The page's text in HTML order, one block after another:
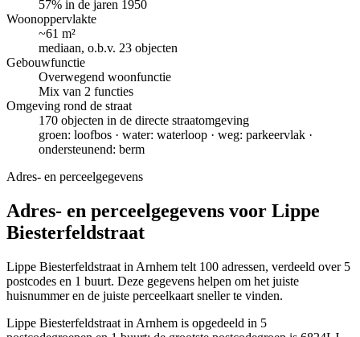
57% in de jaren 1950
Woonoppervlakte
~61 m²
mediaan, o.b.v. 23 objecten
Gebouwfunctie
Overwegend woonfunctie
Mix van 2 functies
Omgeving rond de straat
170 objecten in de directe straatomgeving
groen: loofbos · water: waterloop · weg: parkeervlak ·
ondersteunend: berm
Adres- en perceelgegevens
Adres- en perceelgegevens voor Lippe
Biesterfeldstraat
Lippe Biesterfeldstraat in Arnhem telt 100 adressen, verdeeld over 5
postcodes en 1 buurt. Deze gegevens helpen om het juiste
huisnummer en de juiste perceelkaart sneller te vinden.
Lippe Biesterfeldstraat in Arnhem is opgedeeld in 5